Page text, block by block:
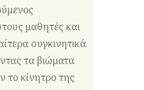
μαθητές και
συγκινητικά
τα βιώματα
το κίνητρο της